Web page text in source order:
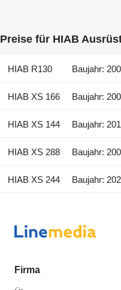
Preise für HIAB
HIAB R130 Baujahr:
HIAB XS 166 Baujahr:
HIAB XS 144 Baujahr:
HIAB XS 288 Baujahr:
HIAB XS 244 Baujahr:
Firma